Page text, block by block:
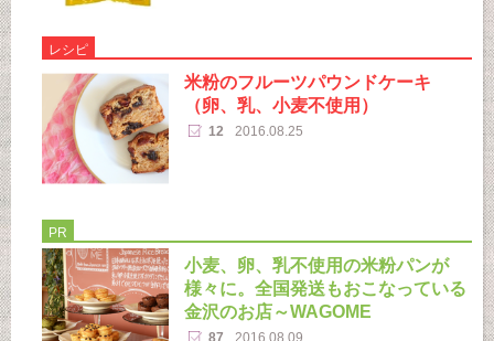
レシピ
米粉のフルーツパウンドケーキ
（卵、乳、小麦不使用）
12 2016.08.25
PR
小麦、卵、乳不使用の米粉パンが
様々に。全国発送もおこなっている
金沢のお店～WAGOME
87 2016.08.09